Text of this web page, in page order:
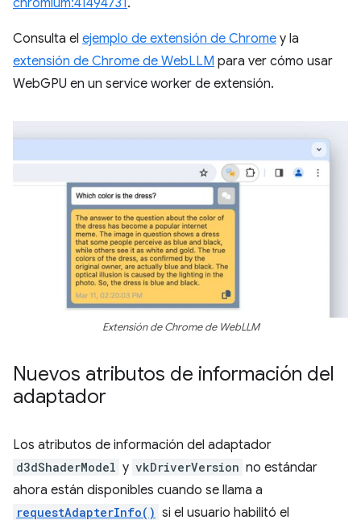
chromium:41494731.
Consulta el ejemplo de extensión de Chrome y la
extensión de Chrome de WebLLM para ver cómo usar
WebGPU en un service worker de extensión.
Extensión de Chrome de WebLLM
Nuevos atributos de información del
adaptador
Los atributos de información del adaptador
d3dShaderModel y vkDriverVersion no estándar
ahora están disponibles cuando se llama a
requestAdapterInfo() si el usuario habilitó el